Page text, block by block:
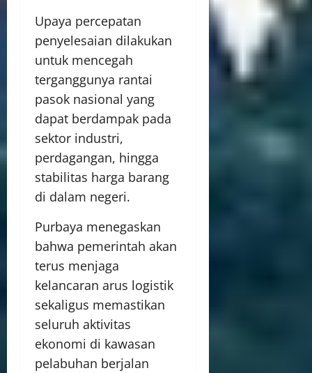
Upaya percepatan
penyelesaian dilakukan
untuk mencegah
terganggunya rantai
pasok nasional yang
dapat berdampak pada
sektor industri,
perdagangan, hingga
stabilitas harga barang
di dalam negeri.
Purbaya menegaskan
bahwa pemerintah akan
terus menjaga
kelancaran arus logistik
sekaligus memastikan
seluruh aktivitas
ekonomi di kawasan
pelabuhan berjalan